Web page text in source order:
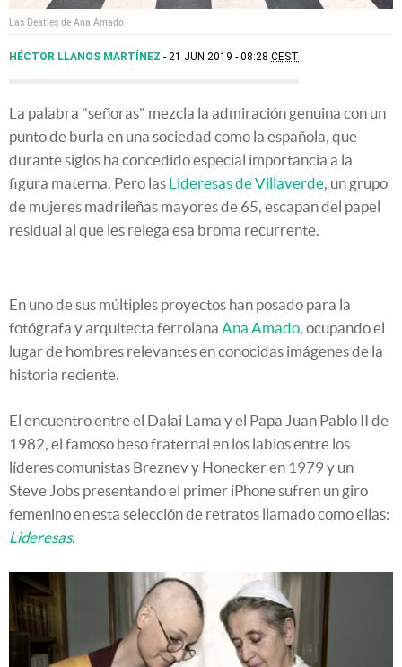
Las Beatles de Ana Amado
HÉCTOR LLANOS MARTÍNEZ 21 JUN 2019 - 08:28 CEST
La palabra "señoras" mezcla la admiración genuina con un
punto de burla en una sociedad como la española, que
durante siglos ha concedido especial importancia a la
figura materna. Pero las Lideresas de Villaverde, un grupo
de mujeres madrileñas mayores de 65, escapan del papel
residual al que les relega esa broma recurrente.
En uno de sus múltiples proyectos han posado para la
fotógrafa y arquitecta ferrolana Ana Amado, ocupando el
lugar de hombres relevantes en conocidas imágenes de la
historia reciente.
El encuentro entre el Dalai Lama y el Papa Juan Pablo II de
1982, el famoso beso fraternal en los labios entre los
líderes comunistas Breznev y Honecker en 1979 y un
Steve Jobs presentando el primer iPhone sufren un giro
femenino en esta selección de retratos llamado como ellas:
Lideresas.